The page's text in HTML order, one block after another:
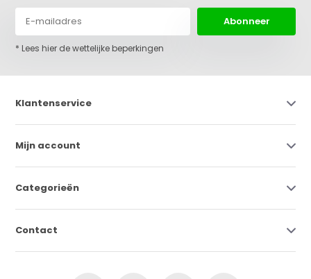
Abonneer
* Lees hier de wettelijke beperkingen
Klantenservice
Mijn account
Categorieën
Contact